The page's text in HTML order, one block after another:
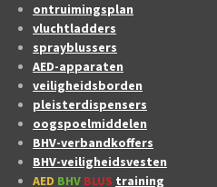
ontruimingsplan
vluchtladders
sprayblussers
AED-apparaten
veiligheidsborden
pleisterdispensers
oogspoelmiddelen
BHV-verbandkoffers
BHV-veiligheidsvesten
AED BHV BLUS training